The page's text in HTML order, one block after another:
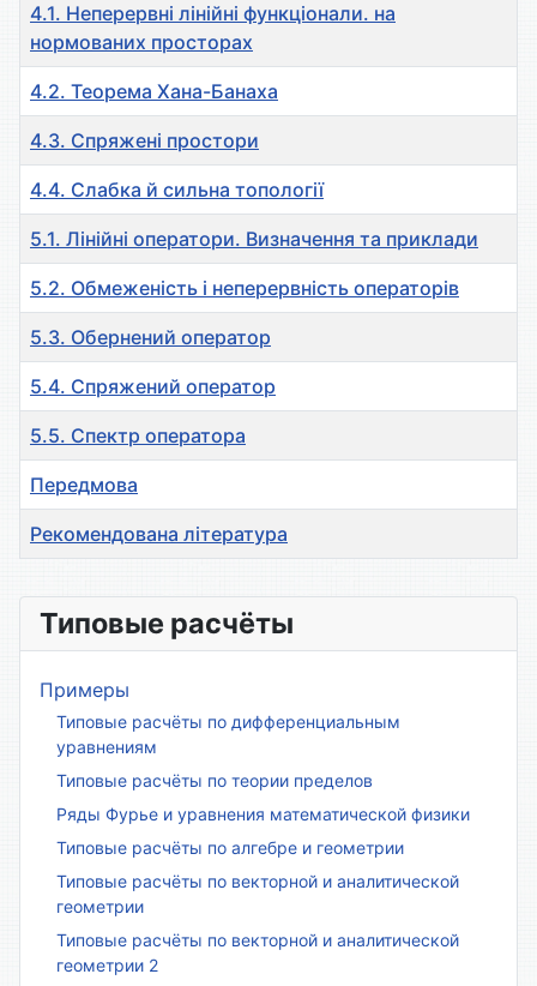
4.1. Неперервні лінійні функціонали. на
нормованих просторах
4.2. Теорема Хана-Банаха
4.3. Спряжені простори
4.4. Слабка й сильна топології
5.1. Лiнiйнi оператори. Визначення та приклади
5.2. Обмеженість і неперервність операторів
5.3. Обернений оператор
5.4. Спряжений оператор
5.5. Спектр оператора
Передмова
Рекомендована література
Типовые расчёты
Примеры
Типовые расчёты по дифференциальным
уравнениям
Типовые расчёты по теории пределов
Ряды Фурье и уравнения математической физики
Типовые расчёты по алгебре и геометрии
Типовые расчёты по векторной и аналитической
геометрии
Типовые расчёты по векторной и аналитической
геометрии 2